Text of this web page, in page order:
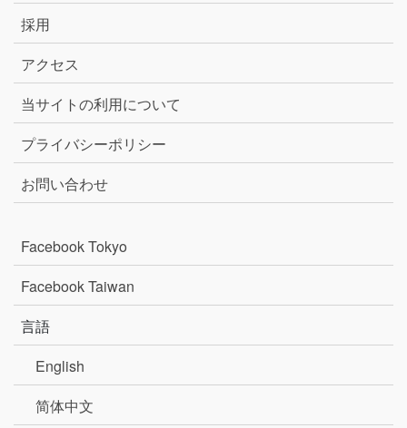
採用
アクセス
当サイトの利用について
プライバシーポリシー
お問い合わせ
Facebook Tokyo
Facebook Taiwan
言語
English
简体中文